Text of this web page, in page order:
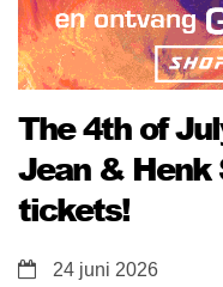
The 4th of
Jean & Henk
tickets!
24 juni 2026